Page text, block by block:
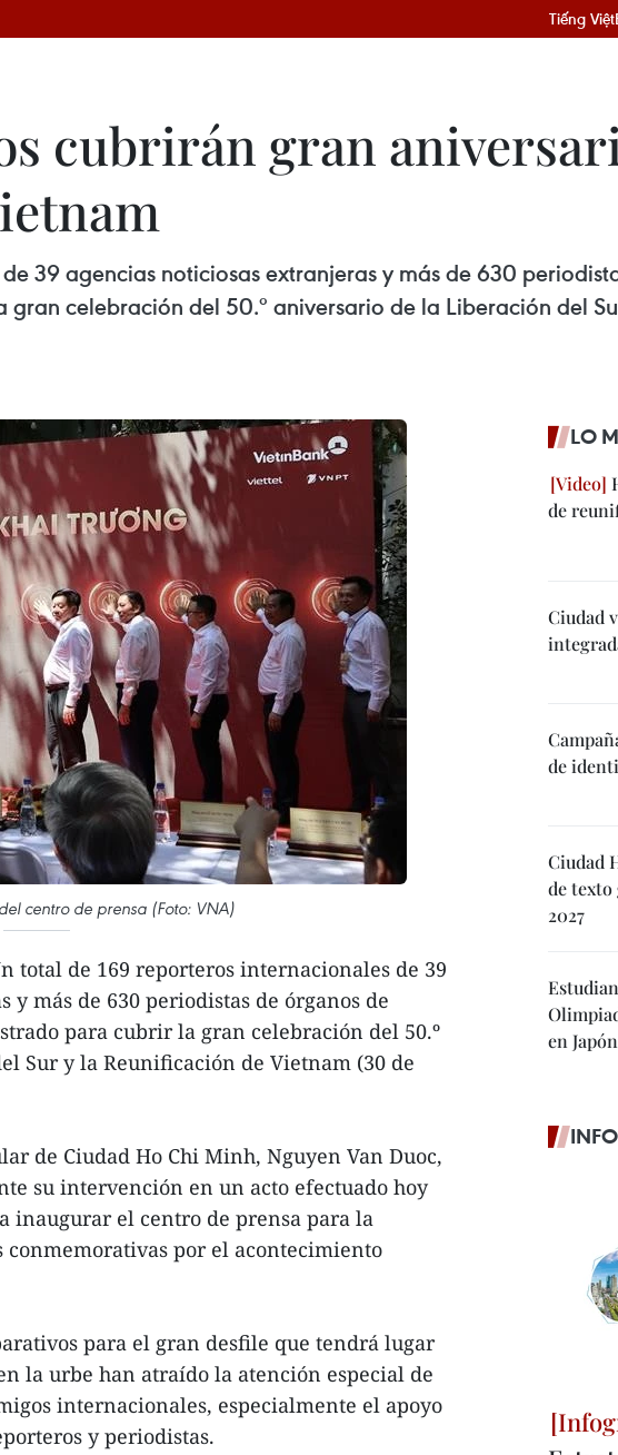
Tiếng Việt
cubrirán gran
39 agencias noticiosas extranjeras y más de 630
celebración del 50.º aniversario de la Liberación del
centro de prensa (Foto: VNA)
total de 169 reporteros internacionales de 39
y más de 630 periodistas de órganos de
para cubrir la gran celebración del 50.º
Sur y la Reunificación de Vietnam (30 de
de Ciudad Ho Chi Minh, Nguyen Van Duoc,
su intervención en un acto efectuado hoy
inaugurar el centro de prensa para la
conmemorativas por el acontecimiento
para el gran desfile que tendrá lugar
la urbe han atraído la atención especial de
internacionales, especialmente el apoyo
y periodistas.
LO
de
Ciudad
de
Ciudad
de texto
2027
en Japón